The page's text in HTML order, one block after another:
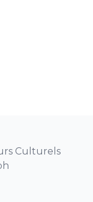
Culturels